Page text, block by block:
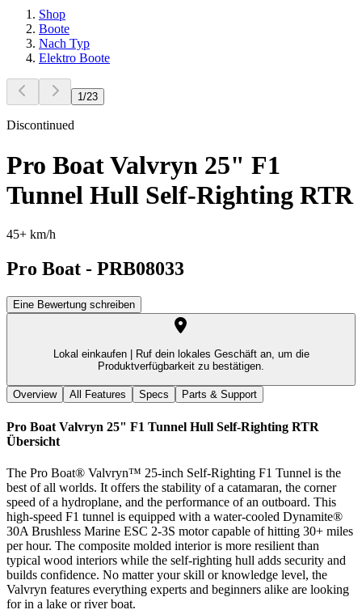
Shop
Boote
Nach Typ
Elektro Boote
1/23
Discontinued
Pro Boat Valvryn 25" F1
Tunnel Hull Self-Righting RTR
45+ km/h
Pro Boat - PRB08033
Eine Bewertung schreiben
Lokal einkaufen |
Ruf dein lokales Geschäft an, um die
Produktverfügbarkeit zu bestätigen.
Overview All Features Specs Parts & Support
Pro Boat Valvryn 25" F1 Tunnel Hull Self-Righting RTR
Übersicht
The Pro Boat® Valvryn™ 25-inch Self-Righting F1 Tunnel is the
best of all worlds. It offers the stability of a catamaran, the corner
speed of a hydroplane, and the performance of an outboard. This
high-speed F1 tunnel is equipped with a water-cooled Dynamite®
30A Brushless Marine ESC 2-3S motor capable of hitting 30+ miles
per hour. The composite molded interior is more resilient than
typical wood interiors while the self-righting hull adds security and
builds confidence. No matter your skill or knowledge level, the
Valvryn features everything experts and beginners alike are looking
for in a lake or river boat.